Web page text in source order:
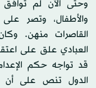
وحتى الآن لم توافق
والأطفال، وتصر
القاصرات منهن.
العبادي علق على
قد تواجه حكم
الدول تنص على أن